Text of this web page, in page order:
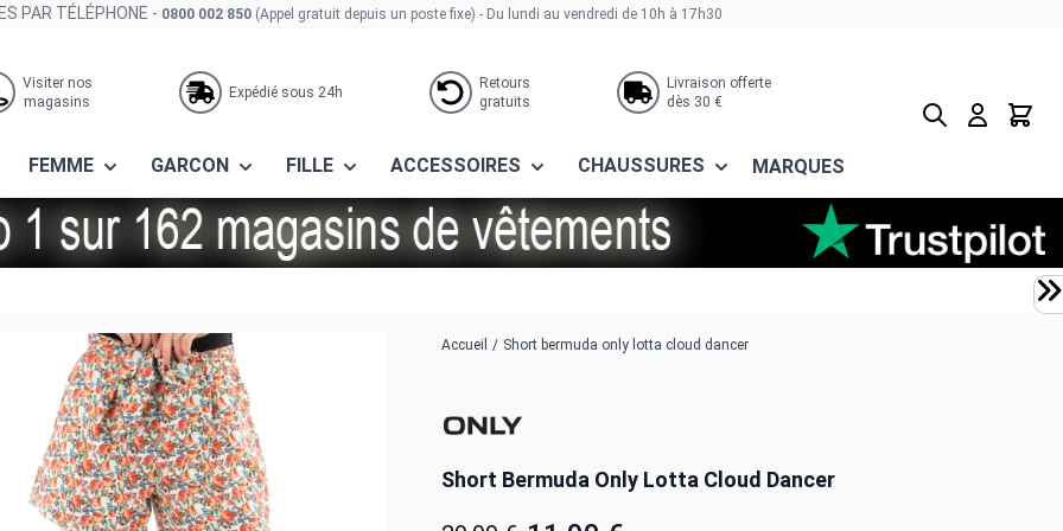
PAR TÉLÉPHONE - 0800 002 850 (Appel gratuit depuis un poste fixe) - Du lundi au vendredi de 10h à 17h30
Visiter nos
magasins
Expédié sous 24h
Retours
gratuits
Livraison offerte
dès 30 €
FEMME GARCON FILLE ACCESSOIRES CHAUSSURES MARQUES
Rechercher
Panier
Accueil / Short bermuda only lotta cloud dancer
Short Bermuda Only Lotta Cloud Dancer